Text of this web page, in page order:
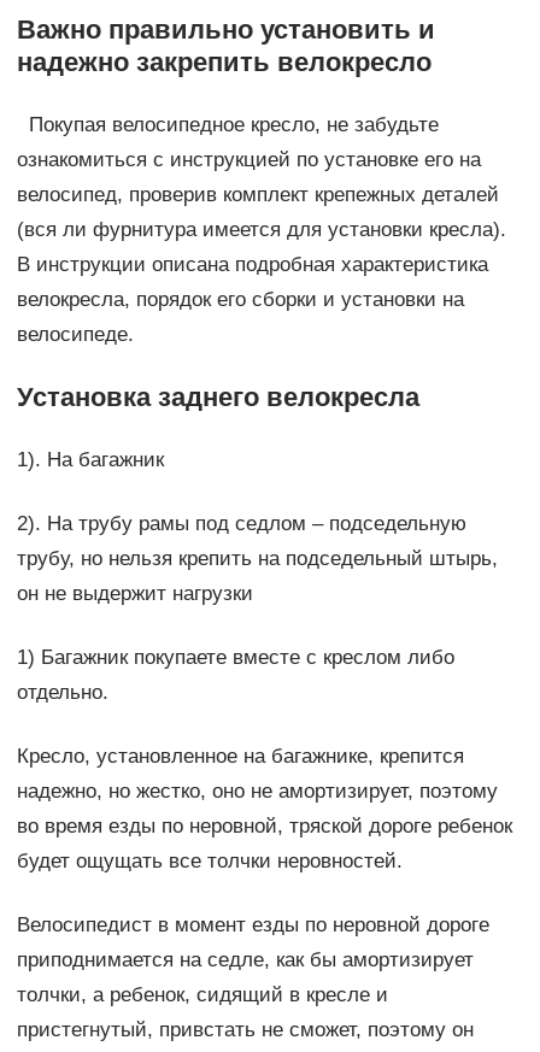
Важно правильно установить и
надежно закрепить велокресло
Покупая велосипедное кресло, не забудьте
ознакомиться с инструкцией по установке его на
велосипед, проверив комплект крепежных деталей
(вся ли фурнитура имеется для установки кресла).
В инструкции описана подробная характеристика
велокресла, порядок его сборки и установки на
велосипеде.
Установка заднего велокресла
1). На багажник
2). На трубу рамы под седлом – подседельную
трубу, но нельзя крепить на подседельный штырь,
он не выдержит нагрузки
1) Багажник покупаете вместе с креслом либо
отдельно.
Кресло, установленное на багажнике, крепится
надежно, но жестко, оно не амортизирует, поэтому
во время езды по неровной, тряской дороге ребенок
будет ощущать все толчки неровностей.
Велосипедист в момент езды по неровной дороге
приподнимается на седле, как бы амортизирует
толчки, а ребенок, сидящий в кресле и
пристегнутый, привстать не сможет, поэтому он